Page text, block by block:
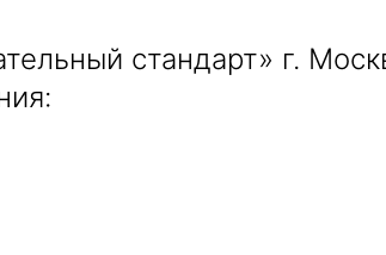
стандарт» г.